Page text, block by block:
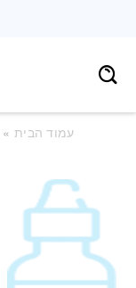
עמוד הבית »